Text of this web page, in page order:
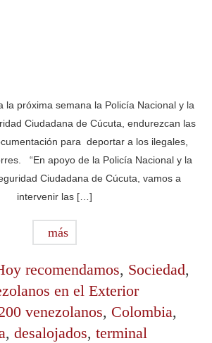
la próxima semana la Policía Nacional y la
Ciudadana de Cúcuta, endurezcan las
para deportar a los ilegales,
“En apoyo de la Policía Nacional y la
Ciudadana de Cúcuta, vamos a
intervenir las […]
más
recomendamos, Sociedad,
en el Exterior
venezolanos, Colombia,
, desalojados, terminal